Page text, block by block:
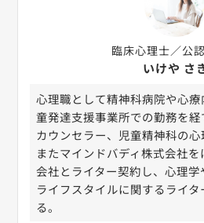
臨床心理士／公
いけや さ
心理職として精神科病院や心
童発達支援事業所での勤務を
カウンセラー、児童精神科の心
またマインドバディ株式会社
会社とライター契約し、心理学
ライフスタイルに関するライ
る。